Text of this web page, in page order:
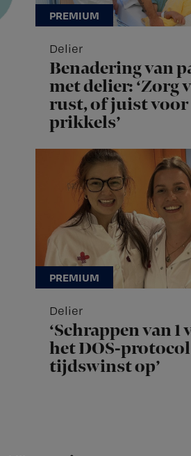
Delier
Benadering van
met delier: ‘Zorg
rust, of juist voor
prikkels’
Delier
‘Schrappen van 1
het DOS-
tijdswinst op’